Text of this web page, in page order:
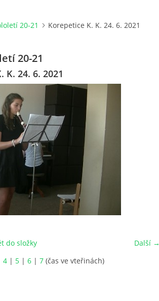
20-21 Korepetice K. K. 24. 6. 2021
20-21
K. 24. 6. 2021
Další →
do složky
4 | 5 | 6 | 7 (čas ve vteřinách)